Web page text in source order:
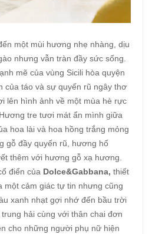
một mùi hương nhẹ nhàng, dịu
nhưng vẫn tràn đầy sức sống.
mẽ của vùng Sicili hòa quyện
của táo và sự quyến rũ ngây thơ
lên hình ảnh về một mùa hè rực
tre tươi mát ẩn mình giữa
hoa lài và hoa hồng trắng mỏng
gỗ đầy quyến rũ, hương hổ
thêm với hương gỗ xạ hương.
điển của Dolce&Gabbana, thiết
một cảm giác tự tin nhưng cũng
xanh nhạt gợi nhớ đến bầu trời
hải cùng với thân chai đơn
cho những người phụ nữ hiện